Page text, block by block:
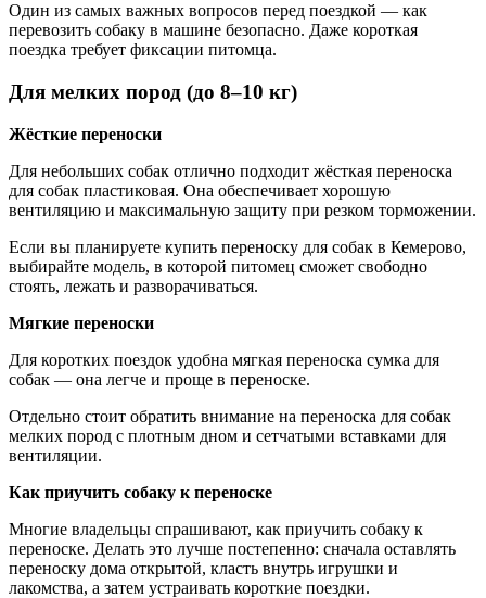
Один из самых важных вопросов перед поездкой — как
перевозить собаку в машине безопасно. Даже короткая
поездка требует фиксации питомца.
Для мелких пород (до 8–10 кг)
Жёсткие переноски
Для небольших собак отлично подходит жёсткая переноска
для собак пластиковая. Она обеспечивает хорошую
вентиляцию и максимальную защиту при резком торможении.
Если вы планируете купить переноску для собак в Кемерово,
выбирайте модель, в которой питомец сможет свободно
стоять, лежать и разворачиваться.
Мягкие переноски
Для коротких поездок удобна мягкая переноска сумка для
собак — она легче и проще в переноске.
Отдельно стоит обратить внимание на переноска для собак
мелких пород с плотным дном и сетчатыми вставками для
вентиляции.
Как приучить собаку к переноске
Многие владельцы спрашивают, как приучить собаку к
переноске. Делать это лучше постепенно: сначала оставлять
переноску дома открытой, класть внутрь игрушки и
лакомства, а затем устраивать короткие поездки.